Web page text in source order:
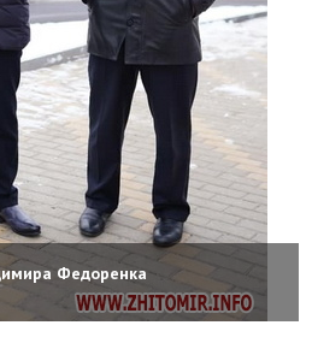
Федоренка